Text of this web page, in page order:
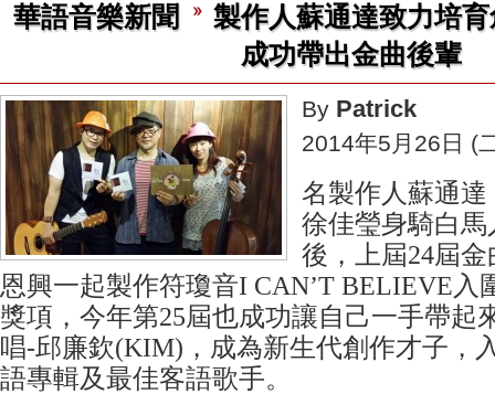
華語音樂新聞
製作人蘇通達致力培
成功帶出金曲後輩
By Patrick
2014年5月26日 (
名製作人蘇通
徐佳瑩身騎白
後，上屆24屆
恩興一起製作符瓊音I CAN’T BELIEVE入
獎項，今年第25屆也成功讓自己一手帶起
唱-邱廉欽(KIM)，成為新生代創作才子，
語專輯及最佳客語歌手。